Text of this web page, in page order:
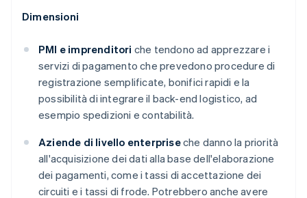
Dimensioni
PMI e imprenditori che tendono ad apprezzare i
servizi di pagamento che prevedono procedure di
registrazione semplificate, bonifici rapidi e la
possibilità di integrare il back-end logistico, ad
esempio spedizioni e contabilità.
Aziende di livello enterpriseche danno la priorità
all'acquisizione dei dati alla base dell'elaborazione
dei pagamenti, come i tassi di accettazione dei
circuiti e i tassi di frode. Potrebbero anche avere